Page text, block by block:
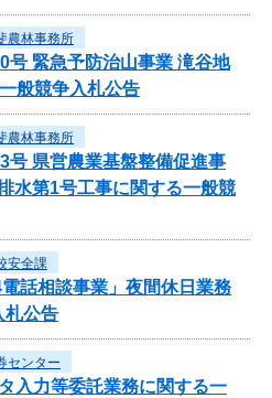
農林事務所
号 緊急予防治山事業 滝谷地
般競争入札公告
農林事務所
号 県営農業基盤整備促進事
水第1号工事に関する一般競
安全課
話相談事業」夜間休日業務
札公告
センター
入力等委託業務に関する一